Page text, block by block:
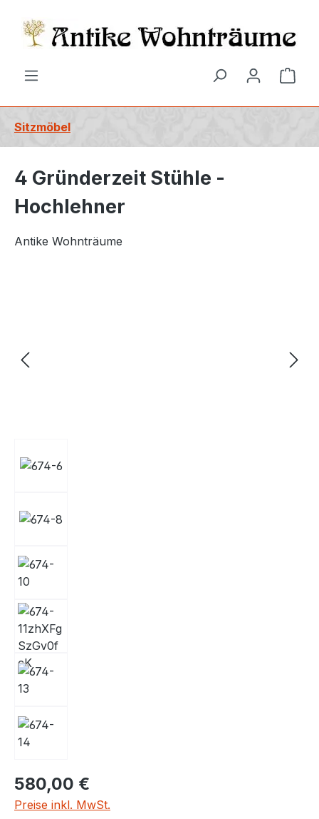
springen
Sitzmöbel
4 Gründerzeit Stühle -
Hochlehner
Antike Wohnträume
580,00 €
Preise inkl. MwSt.